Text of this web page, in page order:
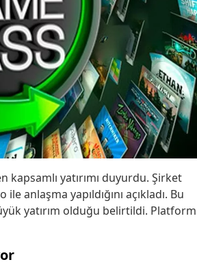
kapsamlı yatırımı duyurdu. Şirket
anlaşma yapıldığını açıkladı. Bu
yatırım olduğu belirtildi.